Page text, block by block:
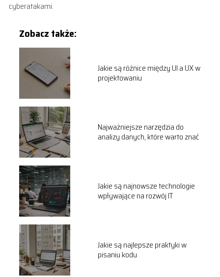
cyberatakami.
Zobacz także:
Jakie są różnice między UI a UX w
projektowaniu
Najważniejsze narzędzia do
analizy danych, które warto znać
Jakie są najnowsze technologie
wpływające na rozwój IT
Jakie są najlepsze praktyki w
pisaniu kodu